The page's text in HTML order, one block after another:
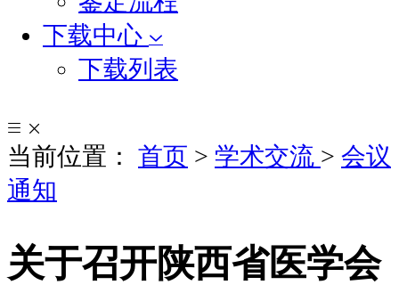
下载中心
下载列表
当前位置： 首页 > 学术交流 > 会议
通知
关于召开陕西省医学会